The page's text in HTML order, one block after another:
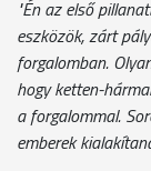
"Én az első
eszközök, zárt
forgalomban.
hogy ketten-
a forgalommal.
emberek